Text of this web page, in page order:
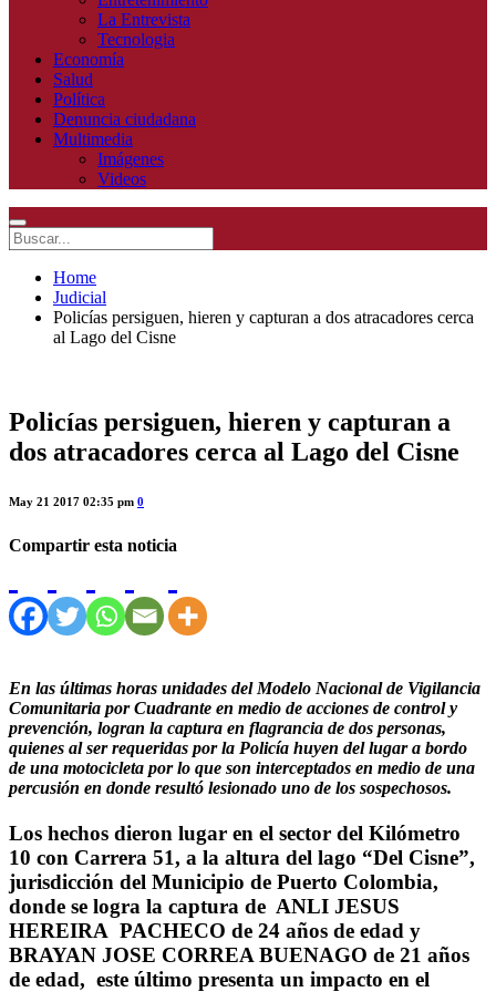
La Entrevista
Tecnologia
Economía
Salud
Política
Denuncia ciudadana
Multimedia
Imágenes
Videos
Home
Judicial
Policías persiguen, hieren y capturan a dos atracadores cerca
al Lago del Cisne
Policías persiguen, hieren y capturan a
dos atracadores cerca al Lago del Cisne
May 21 2017 02:35 pm 0
Compartir esta noticia
En las últimas horas unidades del Modelo Nacional de Vigilancia
Comunitaria por Cuadrante en medio de acciones de control y
prevención, logran la captura en flagrancia de dos personas,
quienes al ser requeridas por la Policía huyen del lugar a bordo
de una motocicleta por lo que son interceptados en medio de una
percusión en donde resultó lesionado uno de los sospechosos.
Los hechos dieron lugar en el sector del Kilómetro
10 con Carrera 51, a la altura del lago “Del Cisne”,
jurisdicción del Municipio de Puerto Colombia,
donde se logra la captura de ANLI JESUS
HEREIRA PACHECO de 24 años de edad y
BRAYAN JOSE CORREA BUENAGO de 21 años
de edad, este último presenta un impacto en el